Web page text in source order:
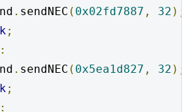
. sendNEC ( 0x02fd7887 , 32 );
;
:
. sendNEC ( 0x5ea1d827 , 32 );
;
: